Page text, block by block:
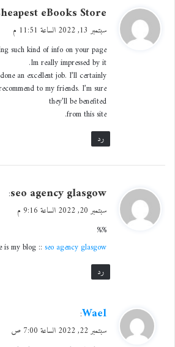
كف الحنين وللخدوش أظافرٌ
تمتد
جحورها المتنافرة
أوكارها الصغرى ومهد سرابها
ونهاية
الحسان الساحرةْ
*أديب وشاعر إماراتي –
معجب بهذه:
ي
ل
eBooks Store
سبتمبر 13, 2022 الساعة 11:51 م
such kind of info on your page.
Im really impressed by it.
an excellent job. I’ll certainly
to my friends. I’m sure
they’ll be benefited
from this site.
رد
ي
ل
seo agency glasgow
:
سبتمبر 20, 2022 الساعة 9:16 م
%%
is my blog :: seo agency glasgow
رد
يWael
:
سبتمبر 22, 2022 الساعة 7:00 ص